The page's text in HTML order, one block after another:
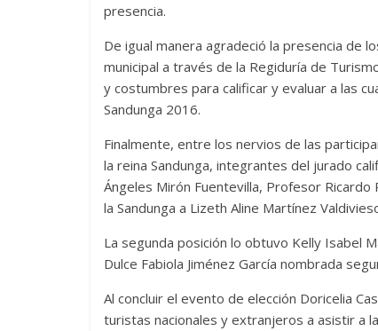
presencia.
De igual manera agradeció la presencia de
municipal a través de la Regiduría de
y costumbres para calificar y evaluar a las
Sandunga 2016.
Finalmente, entre los nervios de las
la reina Sandunga, integrantes del jurado
Ángeles Mirón Fuentevilla, Profesor Ricardo
la Sandunga a Lizeth Aline Martínez
La segunda posición lo obtuvo Kelly Isabel
Dulce Fabiola Jiménez García nombrada
Al concluir el evento de elección Doricelia
turistas nacionales y extranjeros a asistir a